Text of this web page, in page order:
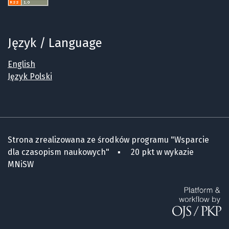
Język / Language
English
Język Polski
Strona zrealizowana ze środków programu "Wsparcie
dla czasopism naukowych" ▪ 20 pkt w wykazie
MNiSW